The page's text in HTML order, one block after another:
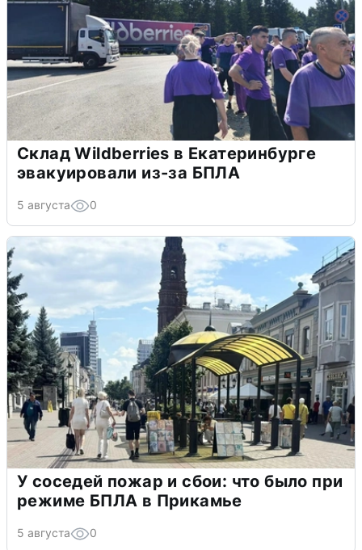
Склад Wildberries в Екатеринбурге
эвакуировали из-за БПЛА
5 августа 0
У соседей пожар и сбои: что было при
режиме БПЛА в Прикамье
5 августа 0